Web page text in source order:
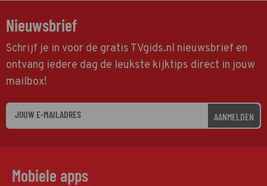
Nieuwsbrief
Schrijf je in voor de gratis TVgids.nl nieuwsbrief en
ontvang iedere dag de leukste kijktips direct in jouw
mailbox!
AANMELDEN
Mobiele apps